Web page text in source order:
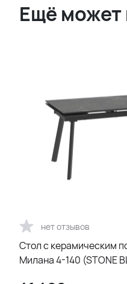
Ещё может
нет отзывов
Cтол с керамическим
Милана 4-140 (STONE